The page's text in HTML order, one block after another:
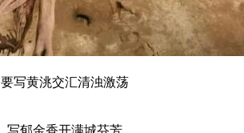
要写黄洮交汇清浊激荡
写郁金香开满城芬芳